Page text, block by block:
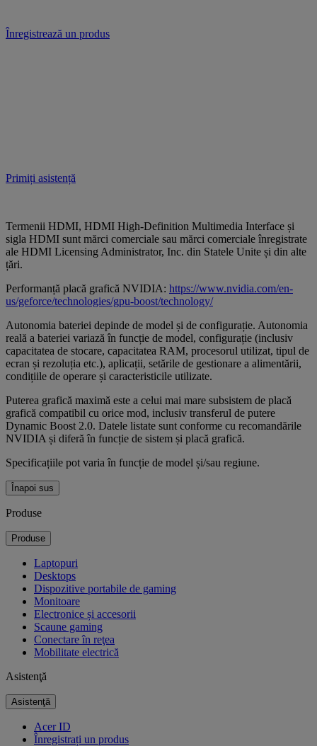
Înregistrează un produs
Primiți asistență
Termenii HDMI, HDMI High-Definition Multimedia Interface și
sigla HDMI sunt mărci comerciale sau mărci comerciale înregistrate
ale HDMI Licensing Administrator, Inc. din Statele Unite și din alte
țări.
Performanță placă grafică NVIDIA: https://www.nvidia.com/en-
us/geforce/technologies/gpu-boost/technology/
Autonomia bateriei depinde de model și de configurație. Autonomia
reală a bateriei variază în funcție de model, configurație (inclusiv
capacitatea de stocare, capacitatea RAM, procesorul utilizat, tipul de
ecran și rezoluția etc.), aplicații, setările de gestionare a alimentării,
condițiile de operare și caracteristicile utilizate.
Puterea grafică maximă este a celui mai mare subsistem de placă
grafică compatibil cu orice mod, inclusiv transferul de putere
Dynamic Boost 2.0. Datele listate sunt conforme cu recomandările
NVIDIA și diferă în funcție de sistem și placă grafică.
Specificațiile pot varia în funcție de model și/sau regiune.
Înapoi sus
Produse
Produse
Laptopuri
Desktops
Dispozitive portabile de gaming
Monitoare
Electronice și accesorii
Scaune gaming
Conectare în reţea
Mobilitate electrică
Asistenţă
Asistenţă
Acer ID
Înregistrați un produs